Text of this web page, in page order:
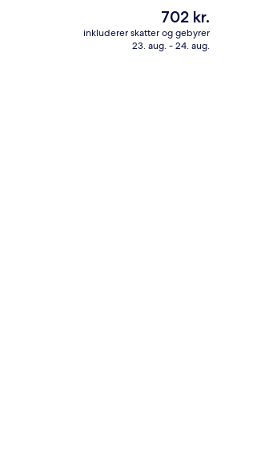
Indendørs pool
Den
nuværende
pris
702 kr.
inkluderer skatter og gebyrer
23. aug. - 24. aug.